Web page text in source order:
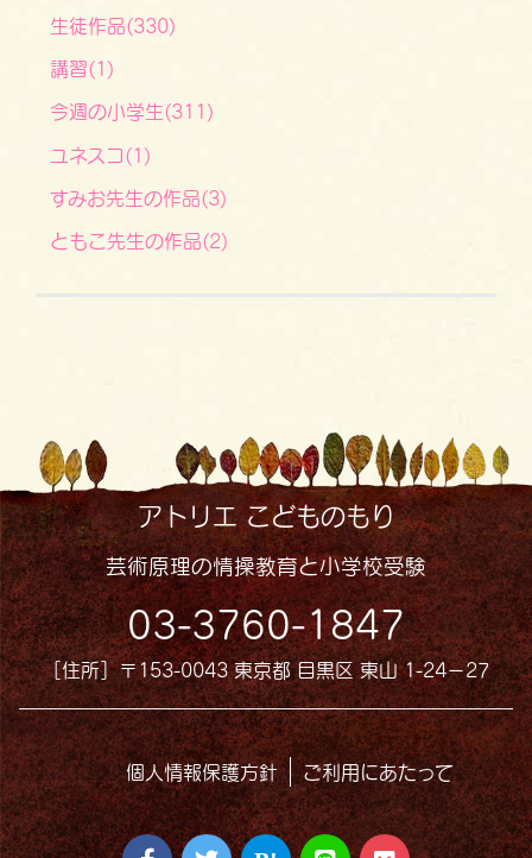
生徒作品(330)
講習(1)
今週の小学生(311)
ユネスコ(1)
すみお先生の作品(3)
ともこ先生の作品(2)
アトリエ こどものもり
芸術原理の情操教育と小学校受験
03-3760-1847
［住所］〒153-0043 東京都 目黒区 東山 1-24−27
個人情報保護方針 ご利用にあたって